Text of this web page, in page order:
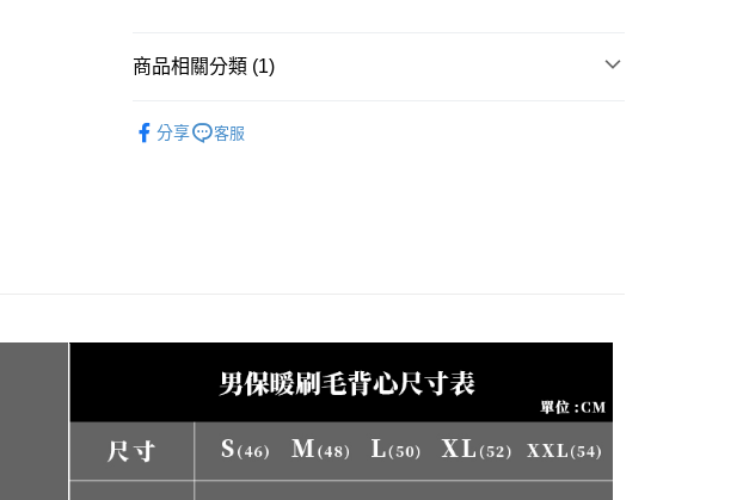
【「AFTEE先享後付」結帳流程】
付」結帳頁面，進行簡訊認證並確認金額後，即可完成結帳。
２．訂單成立數日內，您將收到繳費通知簡訊。
１．透過由恩沛科技股份有限公司提供之「AFTEE先享後付」服務完成之
交易，需依本服務之必要範圍內提供個人資料，並將交易相關給付款項請
求債權轉讓予恩沛科技股份有限公司。
２．關於個人資料處理事宜，請瀏覽以下網址：
https://aftee.tw/terms/#terms3
每筆NT$60，滿NT$2,000(含以上)免運費
每筆NT$60，滿NT$2,000(含以上)免運費
商品相關分類 (1)
分享
客服